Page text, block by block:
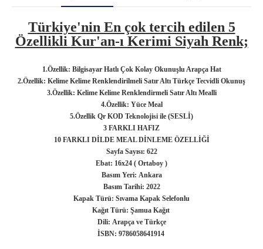
Türkiye'nin En çok tercih edilen 5
Özellikli Kur'an-ı Kerimi Siyah Renk;
1.Özellik: Bilgisayar Hatlı Çok Kolay Okunuşlu Arapça Hat
2.Özellik: Kelime Kelime Renklendirilmeli Satır Altı Türkçe Tecvidli Okunuş
3.Özellik: Kelime Kelime Renklendirmeli Satır Altı Mealli
4.Özellik: Yüce Meal
5.Özellik Qr KOD Teknolojisi ile (SESLİ)
3 FARKLI HAFIZ
10 FARKLI DİLDE MEAL DİNLEME ÖZELLİĞİ
Sayfa Sayısı: 622
Ebat: 16x24 ( Ortaboy )
Basım Yeri: Ankara
Basım Tarihi: 2022
Kapak Türü: Sıvama Kapak Selefonlu
Kağıt Türü: Şamua Kağıt
Dili: Arapça ve Türkçe
İSBN: 9786058641914